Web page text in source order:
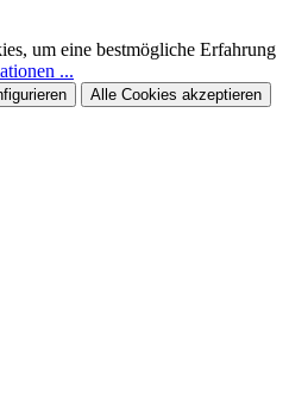
um eine bestmögliche Erfahrung
...
Alle Cookies akzeptieren